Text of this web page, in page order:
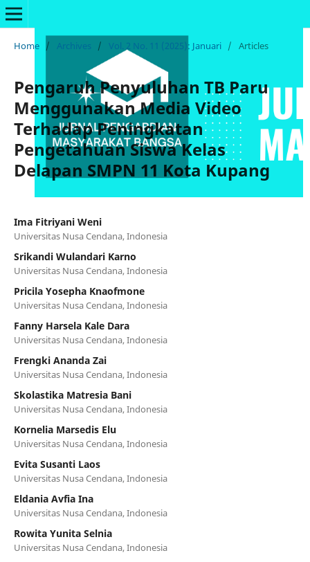
Home / Archives / Vol. 2 No. 11 (2025): Januari / Articles
Pengaruh Penyuluhan TB Paru
Menggunakan Media Video
Terhadap Peningkatan
Pengetahuan Siswa Kelas
Delapan SMPN 11 Kota Kupang
Ima Fitriyani Weni
Universitas Nusa Cendana, Indonesia
Srikandi Wulandari Karno
Universitas Nusa Cendana, Indonesia
Pricila Yosepha Knaofmone
Universitas Nusa Cendana, Indonesia
Fanny Harsela Kale Dara
Universitas Nusa Cendana, Indonesia
Frengki Ananda Zai
Universitas Nusa Cendana, Indonesia
Skolastika Matresia Bani
Universitas Nusa Cendana, Indonesia
Kornelia Marsedis Elu
Universitas Nusa Cendana, Indonesia
Evita Susanti Laos
Universitas Nusa Cendana, Indonesia
Eldania Avfia Ina
Universitas Nusa Cendana, Indonesia
Rowita Yunita Selnia
Universitas Nusa Cendana, Indonesia